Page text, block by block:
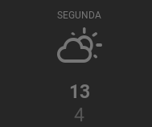
SEGUNDA
13
4